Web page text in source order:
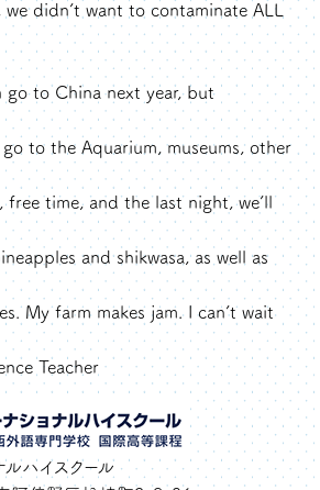
didn’t want to contaminate ALL
go to China next year, but
to the Aquarium, museums, other
free time, and the last night, we’ll
and shikwasa, as well as
My farm makes jam. I can’t wait
Teacher
ルハイスクール